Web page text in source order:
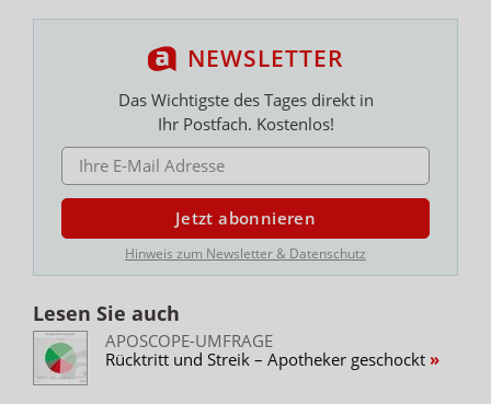
NEWSLETTER
Das Wichtigste des Tages direkt in
Ihr Postfach. Kostenlos!
E-MAIL ADRESSE
Jetzt abonnieren
Hinweis zum Newsletter & Datenschutz
Lesen Sie auch
APOSCOPE-UMFRAGE
Rücktritt und Streik – Apotheker geschockt